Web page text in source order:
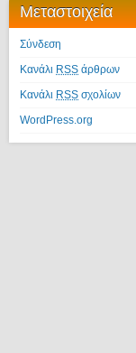
Μεταστοιχεία
Σύνδεση
Κανάλι RSS άρθρων
Κανάλι RSS σχολίων
WordPress.org